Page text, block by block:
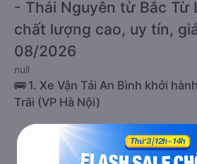
- Thái Nguyên từ Bắc Từ
chất lượng cao, uy tín,
08/2026
null
🚌 1. Xe Vận Tải An Bình khởi
Trãi (VP Hà Nội)
a. Giới thiệu xe Vận Tải An Bình
Với cam kết mang đến sự an toàn